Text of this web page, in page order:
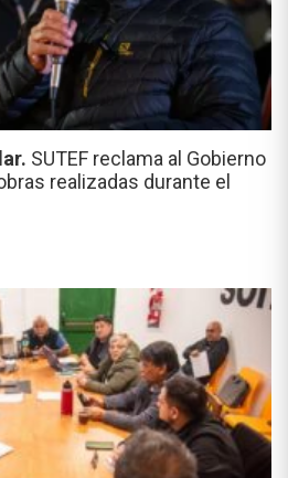
SUTEF reclama al Gobierno
realizadas durante el